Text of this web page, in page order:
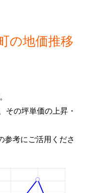
の地価推移
その坪単価の上昇・
参考にご活用くださ